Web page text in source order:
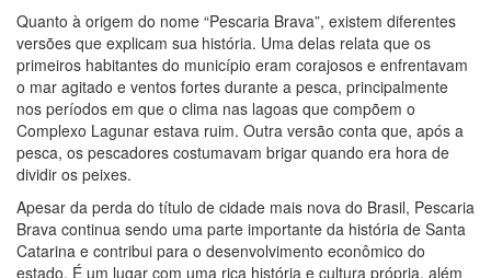
Quanto à origem do nome “Pescaria Brava”, existem diferentes
versões que explicam sua história. Uma delas relata que os
primeiros habitantes do município eram corajosos e enfrentavam
o mar agitado e ventos fortes durante a pesca, principalmente
nos períodos em que o clima nas lagoas que compõem o
Complexo Lagunar estava ruim. Outra versão conta que, após a
pesca, os pescadores costumavam brigar quando era hora de
dividir os peixes.
Apesar da perda do título de cidade mais nova do Brasil, Pescaria
Brava continua sendo uma parte importante da história de Santa
Catarina e contribui para o desenvolvimento econômico do
estado. É um lugar com uma rica história e cultura própria, além